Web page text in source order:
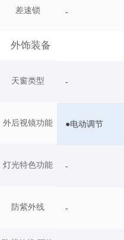
差速锁
外饰装备
天窗类型
外后视镜功能
灯光特色功能
防紫外线
-
-
●电动调节
-
-